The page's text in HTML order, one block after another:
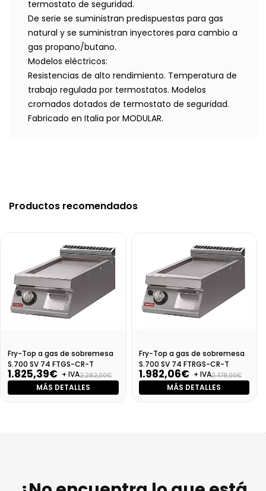
termostato de seguridad.
De serie se suministran predispuestas para gas
natural y se suministran inyectores para cambio a
gas propano/butano.
Modelos eléctricos:
Resistencias de alto rendimiento. Temperatura de
trabajo regulada por termostatos. Modelos
cromados dotados de termostato de seguridad.
Fabricado en Italia por MODULAR.
Productos recomendados
Fry-Top a gas de sobremesa
S.700 SV 74 FTGS-CR-T
1.825,39€ + IVA2.282,00€
MÁS DETALLES
Fry-Top a gas de sobremesa
S.700 SV 74 FTRGS-CR-T
1.982,06€ + IVA2.478,00€
MÁS DETALLES